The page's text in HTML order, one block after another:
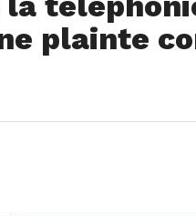
plainte